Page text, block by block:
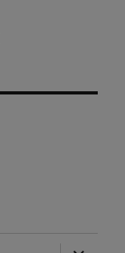
Zobrazit